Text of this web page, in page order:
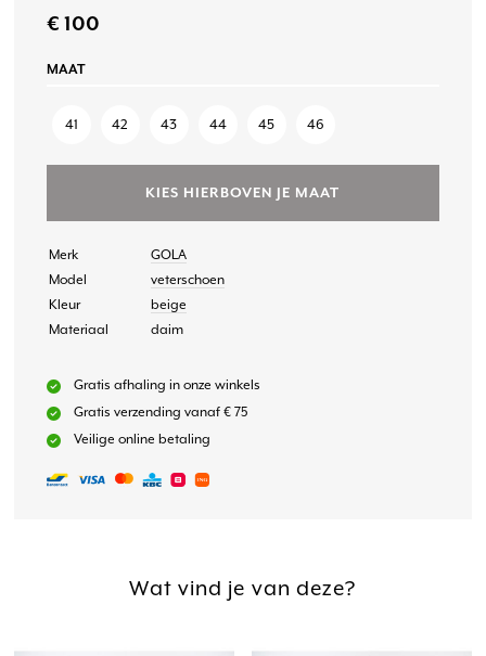
€ 100
MAAT
41 42 43 44 45 46
KIES HIERBOVEN JE MAAT
Merk
GOLA
Model
veterschoen
Kleur
beige
Materiaal
daim
Gratis afhaling in onze winkels
Gratis verzending vanaf € 75
Veilige online betaling
Wat vind je van deze?